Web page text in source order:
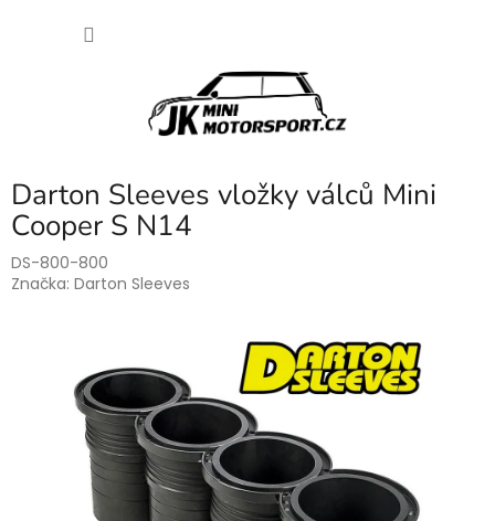
Darton Sleeves vložky válců Mini
Cooper S N14
DS-800-800
Značka: Darton Sleeves